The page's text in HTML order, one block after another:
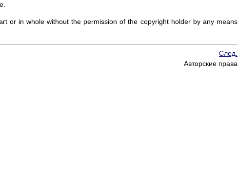
or in whole without the permission of the copyright holder by any means
След.
Авторские права